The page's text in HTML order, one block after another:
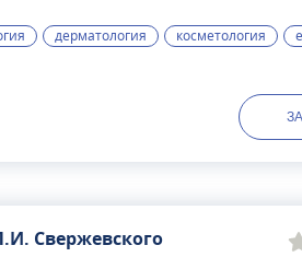
дерматология косметология
Свержевского